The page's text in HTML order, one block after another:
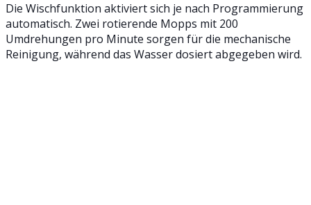
Die Wischfunktion aktiviert sich je nach Programmierung
automatisch. Zwei rotierende Mopps mit 200
Umdrehungen pro Minute sorgen für die mechanische
Reinigung, während das Wasser dosiert abgegeben wird.